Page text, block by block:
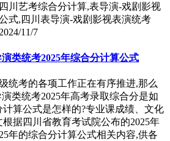
四川艺考综合分计算,表导演-戏剧影视
式,四川表导演-戏剧影视表演统考
2024/11/7
类统考2025年综合分计算公式
统考的各项工作正在有序推进,那么
类统考2025年高考录取综合分是如
算公式是怎样的?专业课成绩、文化
据四川省教育考试院公布的2025年
年的综合分计算公式相关内容,供各